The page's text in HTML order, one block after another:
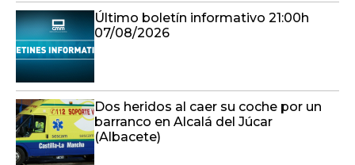
Último boletín informativo 21:00h
07/08/2026
Dos heridos al caer su coche por un
barranco en Alcalá del Júcar
(Albacete)